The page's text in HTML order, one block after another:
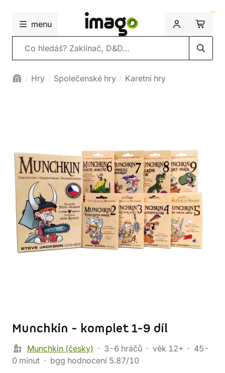
menu
Vyhledávání
Hry Společenské hry Karetní hry
Munchkin - komplet 1-9 díl
Munchkin (česky) 3-6 hráčů věk 12+
45-
0 minut
bgg hodnocení 5.87/10